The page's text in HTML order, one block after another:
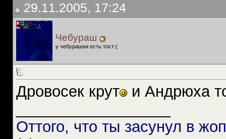
29.11.2005, 17:24
Чебураш
у чебурашки есть тост:(
Дровосек крут
и Андрюха
Оттого, что ты засунул в